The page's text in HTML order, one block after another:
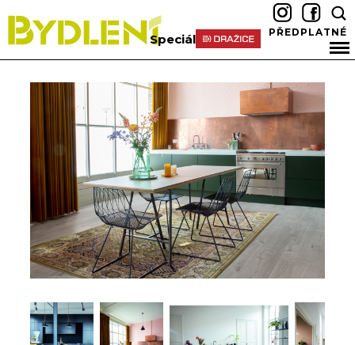
Speciál PŘEDPLATNÉ